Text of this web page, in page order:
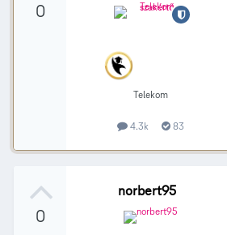
0
Telekom
4.3k 83
0
norbert95